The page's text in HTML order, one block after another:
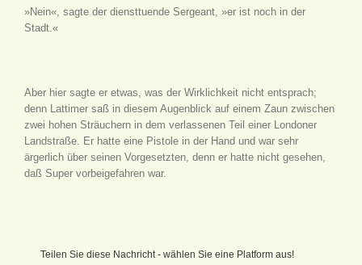
»Nein«, sagte der diensttuende Sergeant, »er ist noch in der
Stadt.«
Aber hier sagte er etwas, was der Wirklichkeit nicht entsprach;
denn Lattimer saß in diesem Augenblick auf einem Zaun zwischen
zwei hohen Sträuchern in dem verlassenen Teil einer Londoner
Landstraße. Er hatte eine Pistole in der Hand und war sehr
ärgerlich über seinen Vorgesetzten, denn er hatte nicht gesehen,
daß Super vorbeigefahren war.
Teilen Sie diese Nachricht - wählen Sie eine Platform aus!